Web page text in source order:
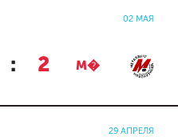
02 МАЯ
: 2 М�
29 АПРЕЛЯ